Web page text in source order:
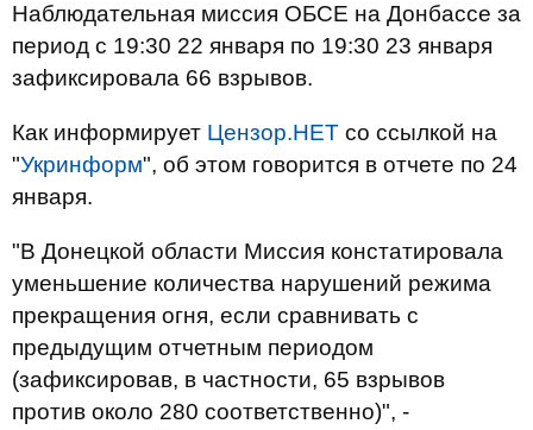
Наблюдательная миссия ОБСЕ на Донбассе за
период с 19:30 22 января по 19:30 23 января
зафиксировала 66 взрывов.
Как информирует Цензор.НЕТ со ссылкой на
"Укринформ", об этом говорится в отчете по 24
января.
"В Донецкой области Миссия констатировала
уменьшение количества нарушений режима
прекращения огня, если сравнивать с
предыдущим отчетным периодом
(зафиксировав, в частности, 65 взрывов
против около 280 соответственно)", -